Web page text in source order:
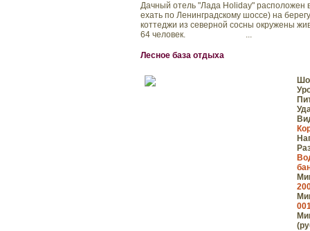
Дачный отель "Лада Holiday" расположен
ехать по Ленинградскому шоссе) на
коттеджи из северной сосны окружены
64 человек. ...
Лесное база отдыха